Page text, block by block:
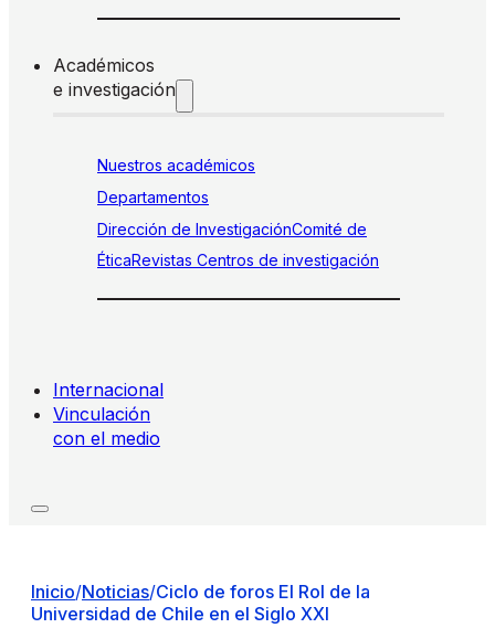
Académicos
e investigación
Nuestros académicos
Departamentos
Dirección de InvestigaciónComité de
ÉticaRevistas Centros de investigación
Internacional
Vinculación
con el medio
Inicio/Noticias/Ciclo de foros El Rol de la
Universidad de Chile en el Siglo XXI